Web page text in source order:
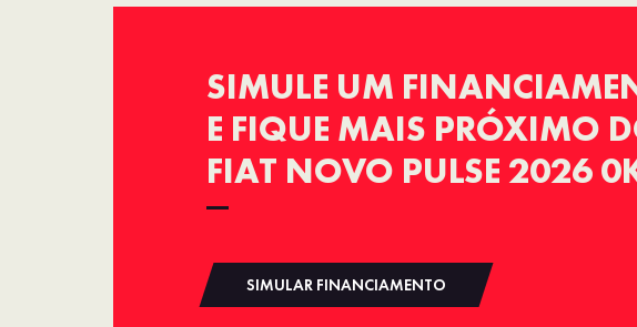
SIMULE UM
E FIQUE MAIS PRÓXIMO
FIAT NOVO PULSE 2026
SIMULAR FINANCIAMENTO